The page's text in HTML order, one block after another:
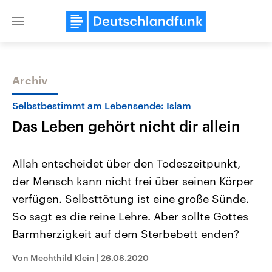
Close
Themen
Landtagswahl Sachsen-Anhalt
2026
Alle Informationen
Sachsen-Anhalt wählt am 6.
Landtag. Seit 2021 wird das
USA
Aktuelle Beiträge,
Hintergründe
Wirtschaftlich und
Archiv
Selbstbestimmt am Lebensende: Islam
Das Leben gehört nicht dir allein
Allah entscheidet über den Todeszeitpunkt,
der Mensch kann nicht frei über seinen Körper
verfügen. Selbsttötung ist eine große Sünde.
So sagt es die reine Lehre. Aber sollte Gottes
Barmherzigkeit auf dem Sterbebett enden?
Von Mechthild Klein | 26.08.2020